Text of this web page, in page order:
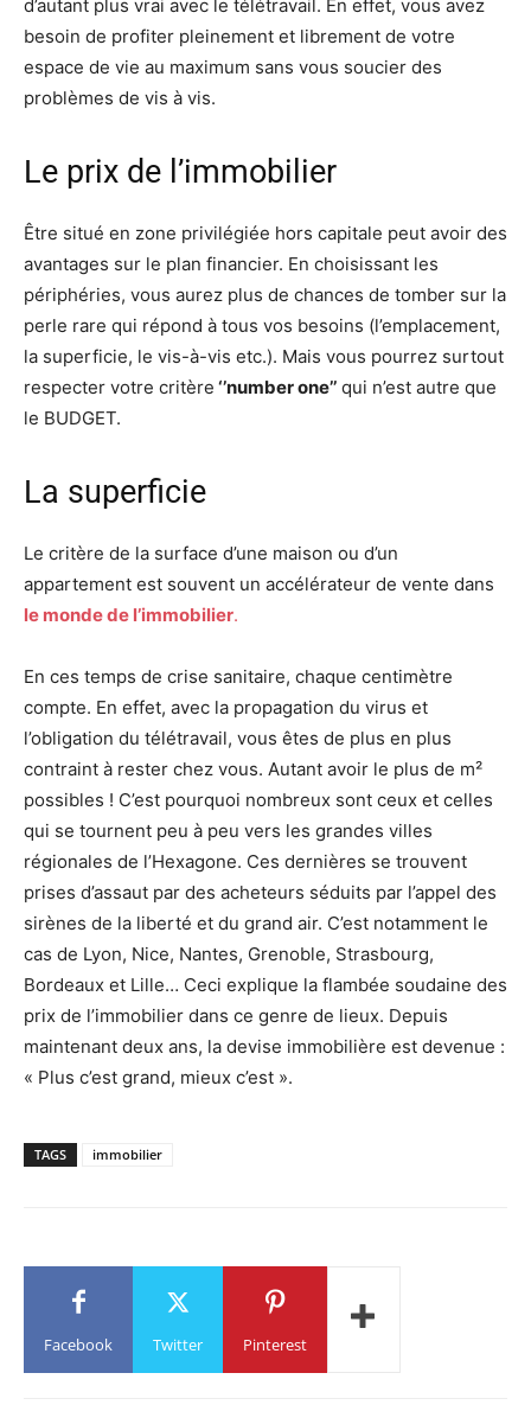
d’autant plus vrai avec le télétravail. En effet, vous avez
besoin de profiter pleinement et librement de votre
espace de vie au maximum sans vous soucier des
problèmes de vis à vis.
Le prix de l’immobilier
Être situé en zone privilégiée hors capitale peut avoir des
avantages sur le plan financier. En choisissant les
périphéries, vous aurez plus de chances de tomber sur la
perle rare qui répond à tous vos besoins (l’emplacement,
la superficie, le vis-à-vis etc.). Mais vous pourrez surtout
respecter votre critère ‘’number one’’ qui n’est autre que
le BUDGET.
La superficie
Le critère de la surface d’une maison ou d’un
appartement est souvent un accélérateur de vente dans
le monde de l’immobilier.
En ces temps de crise sanitaire, chaque centimètre
compte. En effet, avec la propagation du virus et
l’obligation du télétravail, vous êtes de plus en plus
contraint à rester chez vous. Autant avoir le plus de m²
possibles ! C’est pourquoi nombreux sont ceux et celles
qui se tournent peu à peu vers les grandes villes
régionales de l’Hexagone. Ces dernières se trouvent
prises d’assaut par des acheteurs séduits par l’appel des
sirènes de la liberté et du grand air. C’est notamment le
cas de Lyon, Nice, Nantes, Grenoble, Strasbourg,
Bordeaux et Lille… Ceci explique la flambée soudaine des
prix de l’immobilier dans ce genre de lieux. Depuis
maintenant deux ans, la devise immobilière est devenue :
« Plus c’est grand, mieux c’est ».
TAGS immobilier
Facebook Twitter Pinterest